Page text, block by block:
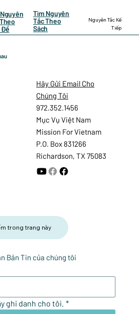
Đề
Tìm Nguyên
Tắc Theo
Sách
Nguyên Tắc Kế
Tiếp
trong trang này
Bản Tin của chúng tôi
ghi danh cho tôi. *
Hãy Gửi Email Cho
Chúng Tôi
972.352.1456
Mục Vụ Việt Nam
Mission For Vietnam
P.O. Box 831266
Richardson, TX 75083